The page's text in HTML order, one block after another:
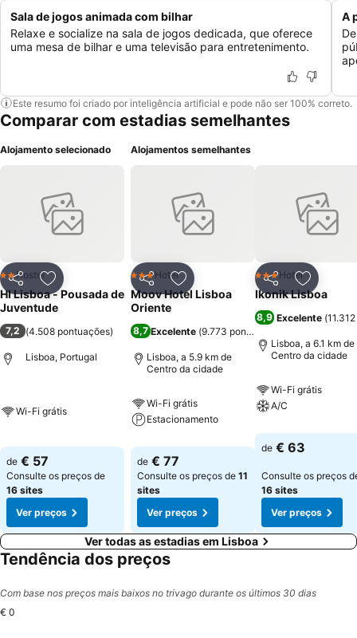
Sala de jogos animada com bilhar
Relaxe e socialize na sala de jogos dedicada, que oferece
uma mesa de bilhar e uma televisão para entretenimento.
A
Este resumo foi criado por inteligência artificial e pode não ser 100% correto.
Comparar com estadias semelhantes
Alojamento selecionado
PartilharAdicionar aos favoritos
2 Estrelas
Hostel
HI Lisboa - Pousada de
Juventude
7,2 (4.508 pontuações)
Lisboa, Portugal
Wi-Fi grátis
de € 57
Consulte os preços de
16 sites
Ver preços
Alojamentos semelhantes
PartilharAdicionar aos favoritos
3 Estrelas
Hotel
Moov Hotel Lisboa
Oriente
8,7 Excelente (9.773 pontuações
Lisboa, a 5.9 km de
Centro da cidade
Wi-Fi grátis
Estacionamento
de € 77
Consulte os preços de 11
sites
Ver preços
Partilhar
3 Estrelas
Hotel
Ikonik Lisboa
8,9 Excelente (
Lisboa, a 6.1 km de
Centro da cidade
Wi-Fi grátis
A/C
de € 63
Consulte os preços
16 sites
Ver preços
Ver todas as estadias em Lisboa
Tendência dos preços
Com base nos preços mais baixos no trivago durante os últimos 30 dias
€ 0